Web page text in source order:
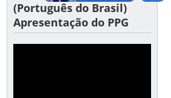
(Português do Brasil)
Apresentação do PPG